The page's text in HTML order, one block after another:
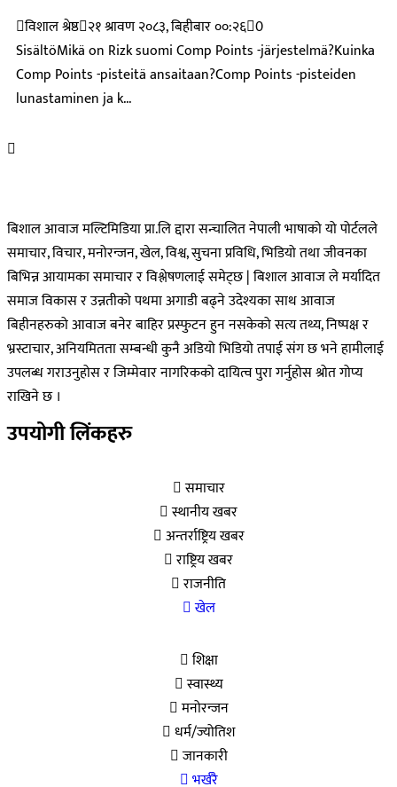
विशाल श्रेष्ठ २१ श्रावण २०८३, बिहीबार ००:२६ 0
SisältöMikä on Rizk suomi Comp Points -järjestelmä?Kuinka
Comp Points -pisteitä ansaitaan?Comp Points -pisteiden
lunastaminen ja k...
बिशाल आवाज मल्टिमिडिया प्रा.लि द्दारा सन्चालित नेपाली भाषाको यो पोर्टलले
समाचार, विचार, मनोरन्जन, खेल, विश्व, सुचना प्रविधि, भिडियो तथा जीवनका
बिभिन्न आयामका समाचार र विश्लेषणलाई समेट्छ | बिशाल आवाज ले मर्यादित
समाज विकास र उन्नतीको पथमा अगाडी बढ्ने उदेश्यका साथ आवाज
बिहीनहरुको आवाज बनेर बाहिर प्रस्फुटन हुन नसकेको सत्य तथ्य, निष्पक्ष र
भ्रस्टाचार, अनियमितता सम्बन्धी कुनै अडियो भिडियो तपाई संग छ भने हामीलाई
उपलब्ध गराउनुहोस र जिम्मेवार नागरिकको दायित्व पुरा गर्नुहोस श्रोत गोप्य
राखिने छ ।
उपयोगी लिंकहरु
समाचार
स्थानीय खबर
अन्तर्राष्ट्रिय खबर
राष्ट्रिय खबर
राजनीति
खेल
शिक्षा
स्वास्थ्य
मनोरन्जन
धर्म/ज्योतिश
जानकारी
भर्खरै